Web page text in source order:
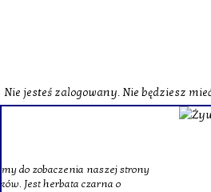
Nie jesteś zalogowany. Nie będziesz